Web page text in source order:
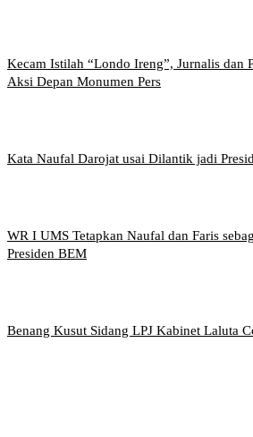
Kecam Istilah “Londo Ireng”, Jurnalis dan
Aksi Depan Monumen Pers
Kata Naufal Darojat usai Dilantik jadi
WR I UMS Tetapkan Naufal dan Faris
Presiden BEM
Benang Kusut Sidang LPJ Kabinet Laluta